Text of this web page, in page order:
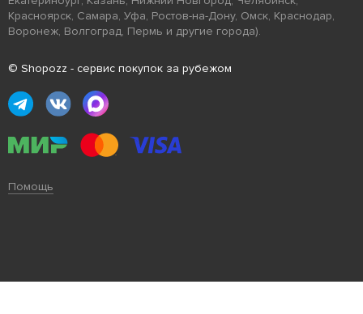
Красноярск, Самара, Уфа, Ростов-на-Дону, Омск, Краснодар,
Воронеж, Волгоград, Пермь и другие города).
© Shopozz - сервис покупок за рубежом
Помощь